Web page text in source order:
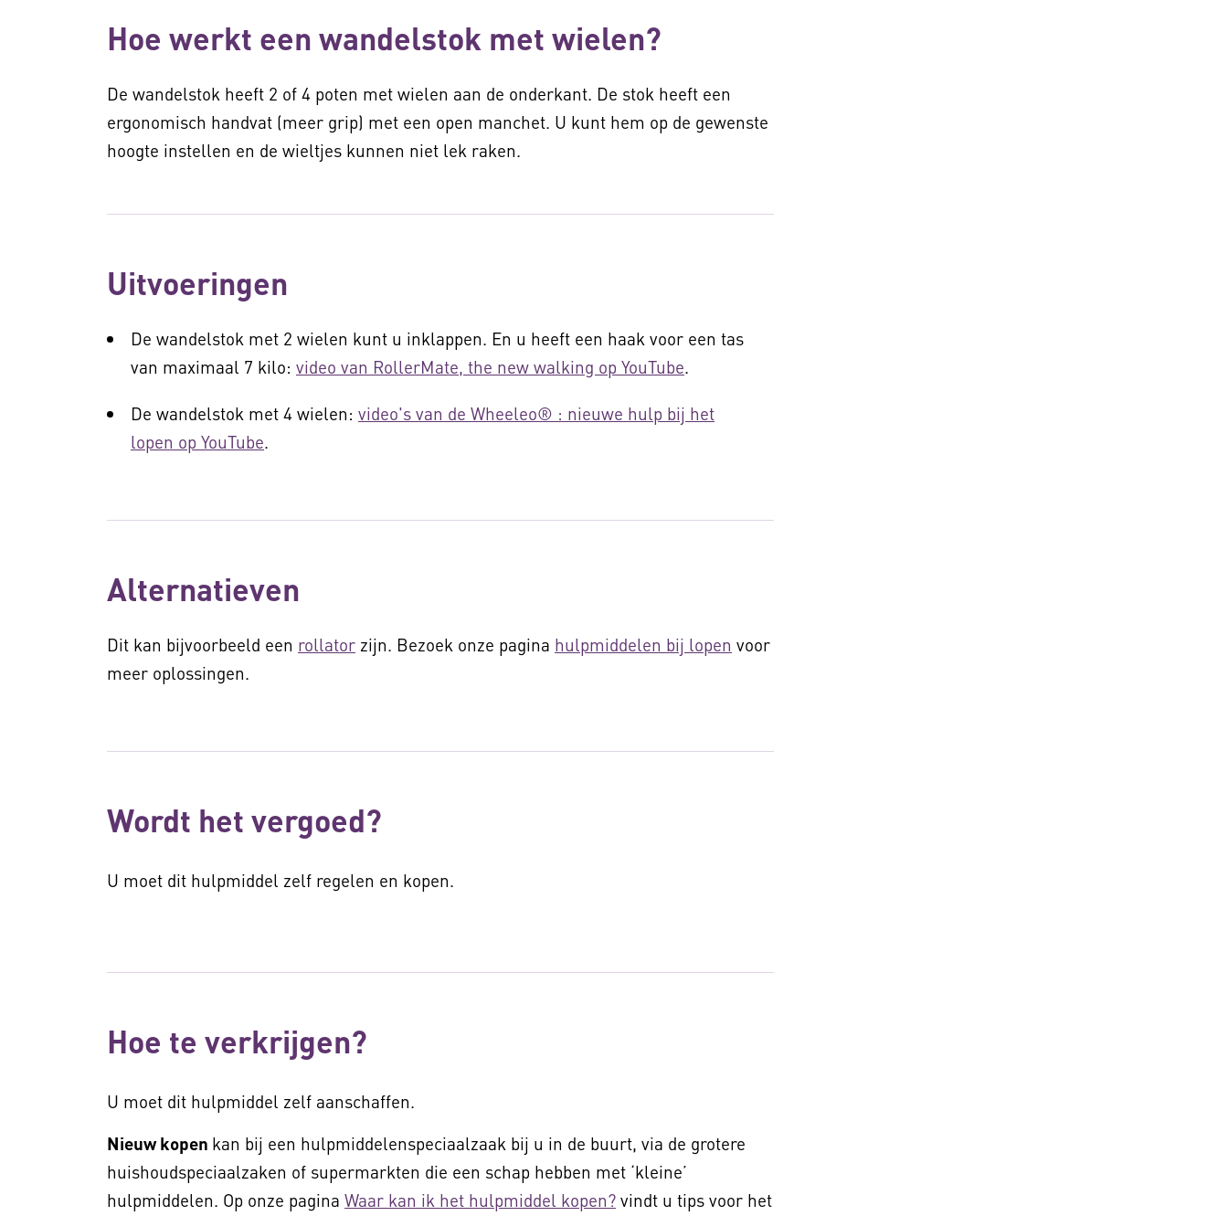
Hoe werkt een wandelstok met wielen?
De wandelstok heeft 2 of 4 poten met wielen aan de onderkant. De stok heeft een
ergonomisch handvat (meer grip) met een open manchet. U kunt hem op de gewenste
hoogte instellen en de wieltjes kunnen niet lek raken.
Uitvoeringen
De wandelstok met 2 wielen kunt u inklappen. En u heeft een haak voor een tas
van maximaal 7 kilo: video van RollerMate, the new walking op YouTube.
De wandelstok met 4 wielen: video's van de Wheeleo® : nieuwe hulp bij het
lopen op YouTube.
Alternatieven
Dit kan bijvoorbeeld een rollator zijn. Bezoek onze pagina hulpmiddelen bij lopen voor
meer oplossingen.
Wordt het vergoed?
U moet dit hulpmiddel zelf regelen en kopen.
Hoe te verkrijgen?
U moet dit hulpmiddel zelf aanschaffen.
Nieuw kopen kan bij een hulpmiddelenspeciaalzaak bij u in de buurt, via de grotere
huishoudspeciaalzaken of supermarkten die een schap hebben met ‘kleine’
hulpmiddelen. Op onze pagina Waar kan ik het hulpmiddel kopen? vindt u tips voor het